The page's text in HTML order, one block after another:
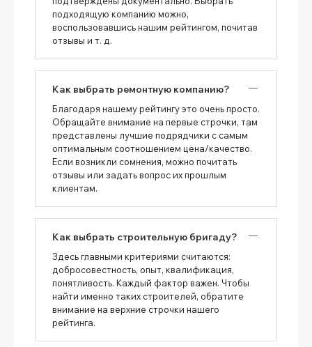
подходящую компанию можно,
воспользовавшись нашим рейтингом, почитав
отзывы и т. д.
Как выбрать ремонтную компанию?
Благодаря нашему рейтингу это очень просто.
Обращайте внимание на первые строчки, там
представлены лучшие подрядчики с самым
оптимальным соотношением цена/качество.
Если возникли сомнения, можно почитать
отзывы или задать вопрос их прошлым
клиентам.
Как выбрать строительную бригаду?
Здесь главными критериями считаются:
добросовестность, опыт, квалификация,
понятливость. Каждый фактор важен. Чтобы
найти именно таких строителей, обратите
внимание на верхние строчки нашего
рейтинга.